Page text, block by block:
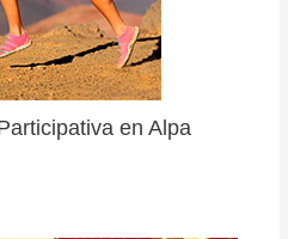
en Alpa